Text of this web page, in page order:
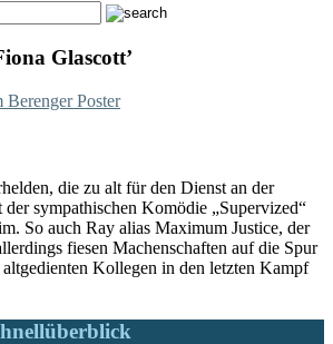
Glascott’
die zu alt für den Dienst an der
sympathischen Komödie „Supervized“
So auch Ray alias Maximum Justice, der
fiesen Machenschaften auf die Spur
Kollegen in den letzten Kampf